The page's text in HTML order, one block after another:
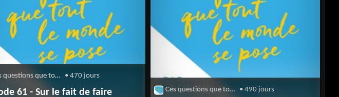
Ces questions que tout le monde se pose • 470 jours
61 - Sur le fait de faire Ces questions que tout le monde se pose • 490 jours